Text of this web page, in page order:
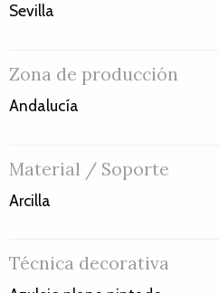
Sevilla
Zona de producción
Andalucía
Material / Soporte
Arcilla
Técnica decorativa